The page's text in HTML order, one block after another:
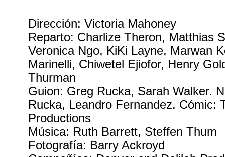
Dirección: Victoria Mahoney
Reparto: Charlize Theron, Matthias
Veronica Ngo, KiKi Layne, Marwan
Marinelli, Chiwetel Ejiofor, Henry
Thurman
Guion: Greg Rucka, Sarah Walker.
Rucka, Leandro Fernandez. Cómic:
Productions
Música: Ruth Barrett, Steffen Thum
Fotografía: Barry Ackroyd